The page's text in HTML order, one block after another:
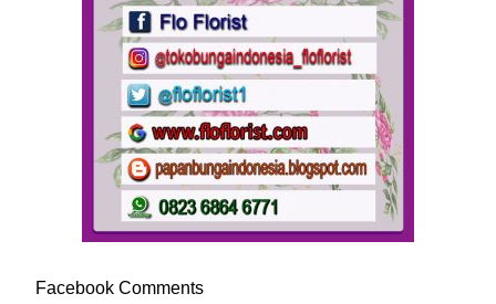
Facebook Comments